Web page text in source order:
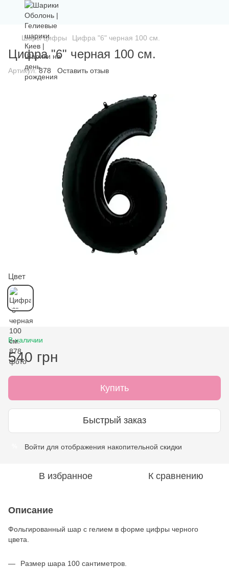
Шары цифры Цифра "6" черная 100 см.
Цифра "6" черная 100 см.
Артикул:878 Оставить отзыв
Цвет
В наличии
540 грн
Купить
Быстрый заказ
Войти для отображения накопительной скидки
В избранное К сравнению
Описание
Фольгированный шар с гелием в форме цифры черного
цвета.
Размер шара 100 сантиметров.